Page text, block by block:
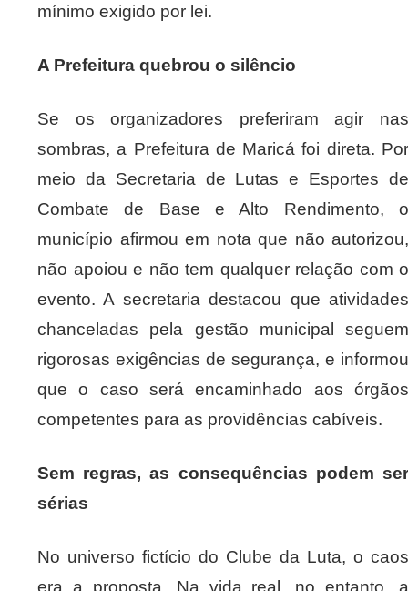
mínimo exigido por lei.
A Prefeitura quebrou o silêncio
Se os organizadores preferiram agir nas
sombras, a Prefeitura de Maricá foi direta. Por
meio da Secretaria de Lutas e Esportes de
Combate de Base e Alto Rendimento, o
município afirmou em nota que não autorizou,
não apoiou e não tem qualquer relação com o
evento. A secretaria destacou que atividades
chanceladas pela gestão municipal seguem
rigorosas exigências de segurança, e informou
que o caso será encaminhado aos órgãos
competentes para as providências cabíveis.
Sem regras, as consequências podem ser
sérias
No universo fictício do Clube da Luta, o caos
era a proposta. Na vida real, no entanto, a